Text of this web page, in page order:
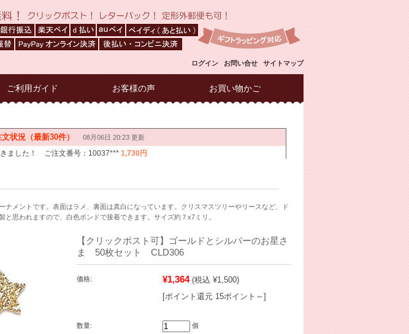
ログイン お問い合せ サイトマップ
ご利用ガイド お客様の声 お買い物かご
ナメントです。表面はラメ、裏面は真白になっています。クリスマスツリーやリースなど、ド
思われますので、白色ボンドで接着できます。サイズ約７x7ミリ。
【クリックポスト可】ゴールドとシルバーのお星さ
ま 50枚セット CLD306
価格: ¥1,364 (税込 ¥1,500)
[ポイント還元 15ポイント～]
数量: 個